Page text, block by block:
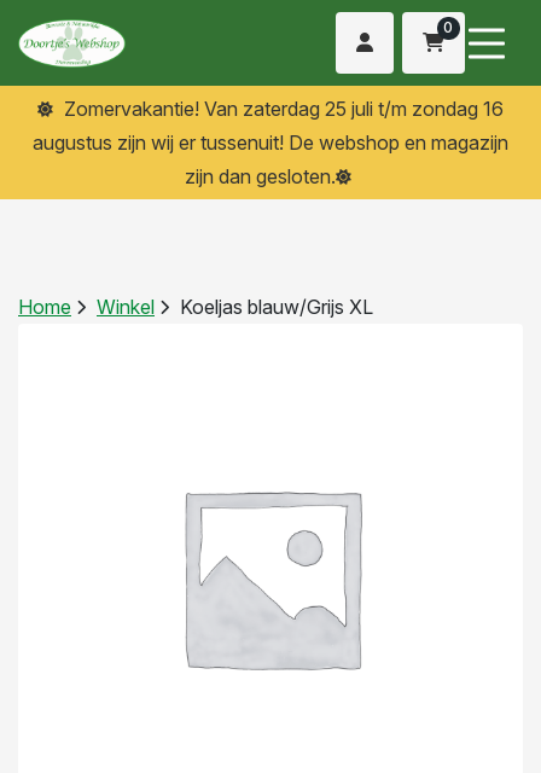
0
Zomervakantie! Van zaterdag 25 juli t/m zondag 16
augustus zijn wij er tussenuit! De webshop en magazijn
zijn dan gesloten.
Home Winkel Koeljas blauw/Grijs XL